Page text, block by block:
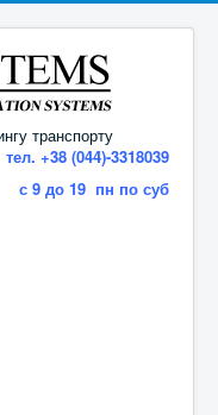
транспорту
тел. +38 (044)-3318039
с 9 до 19 пн по суб